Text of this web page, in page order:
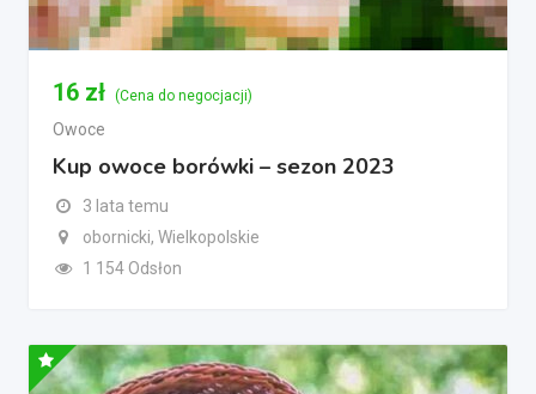
16 zł (Cena do negocjacji)
Owoce
Kup owoce borówki – sezon 2023
3 lata temu
obornicki, Wielkopolskie
1 154 Odsłon